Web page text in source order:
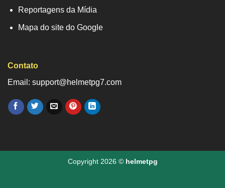
Reportagens da Mídia
Mapa do site do Google
Contato
Email: support@helmetpg7.com
Copyright 2026 © helmetpg